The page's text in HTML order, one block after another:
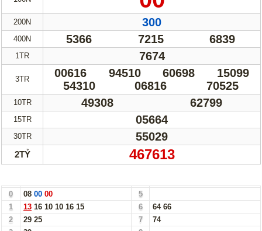
200N 300
400N 5366 7215 6839
1TR 7674
3TR 00616 94510 60698
15099
54310
06816 70525
10TR 49308 62799
15TR 05664
30TR 55029
2TỶ 467613
0 08 00 00
5
1
13 16 10 10 16 15 6 64 66
2
29 25 7
74